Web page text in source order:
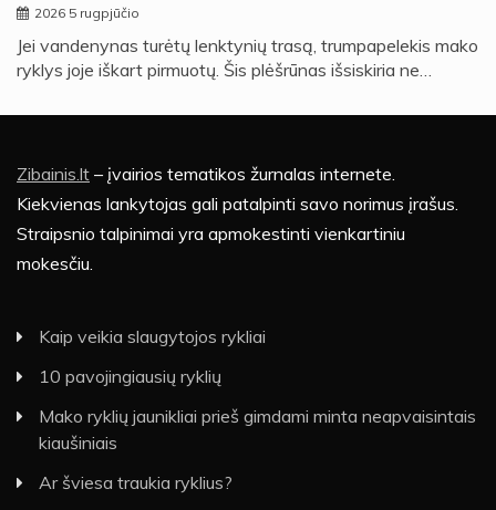
2026 5 rugpjūčio
Jei vandenynas turėtų lenktynių trasą, trumpapelekis mako
ryklys joje iškart pirmuotų. Šis plėšrūnas išsiskiria ne…
Zibainis.lt – įvairios tematikos žurnalas internete.
Kiekvienas lankytojas gali patalpinti savo norimus įrašus.
Straipsnio talpinimai yra apmokestinti vienkartiniu
mokesčiu.
Kaip veikia slaugytojos rykliai
10 pavojingiausių ryklių
Mako ryklių jaunikliai prieš gimdami minta neapvaisintais
kiaušiniais
Ar šviesa traukia ryklius?